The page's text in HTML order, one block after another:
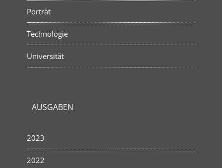
Porträt
Technologie
Universität
AUSGABEN
2023
2022